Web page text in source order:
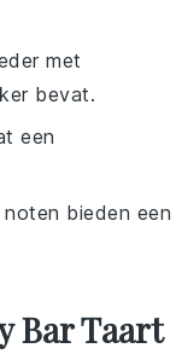
met
bevat.
een
bieden een
Bar Taart